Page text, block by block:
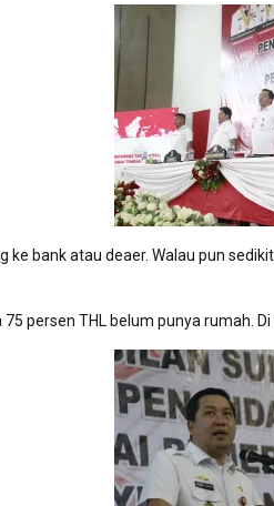
ke bank atau deaer. Walau pun
persen THL belum punya rumah.